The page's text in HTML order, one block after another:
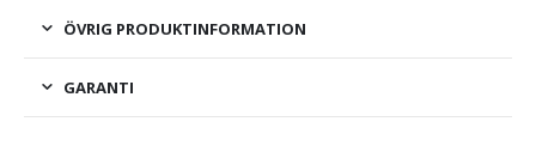
ÖVRIG PRODUKTINFORMATION
GARANTI